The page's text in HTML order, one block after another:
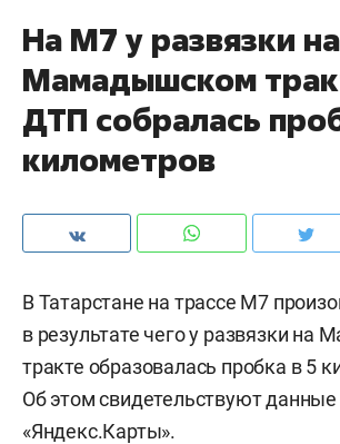
На М7 у развязки на
Мамадышском
ДТП собралась
километров
В Татарстане на трассе М7
в результате чего у развязки
тракте образовалась пробка в 5
Об этом свидетельствуют данные
«Яндекс.Карты».